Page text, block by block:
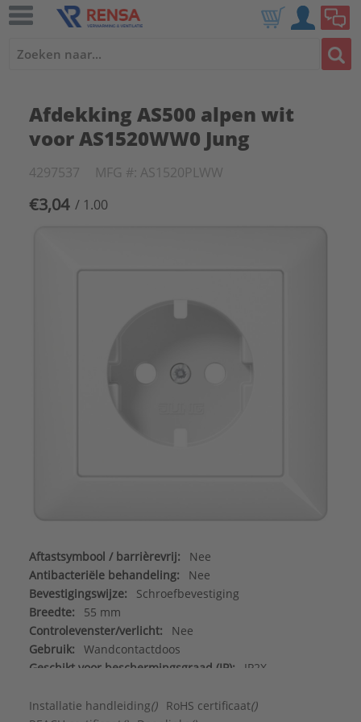
Afdekking AS500 alpen wit
voor AS1520WW0 Jung
4297537 MFG #: AS1520PLWW
€3,04 / 1.00
Aftastsymbool / barrièrevrij:
Nee
Antibacteriële behandeling:
Nee
Bevestigingswijze:
Schroefbevestiging
Breedte:
55 mm
Controlevenster/verlicht:
Nee
Gebruik:
Wandcontactdoos
Geschikt voor beschermingsgraad (IP):
IP2X
Halogeenvrij:
Ja
Installatie handleiding() RoHS certificaat()